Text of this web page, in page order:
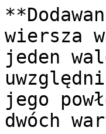
wiersza
jeden
jego
dwóch